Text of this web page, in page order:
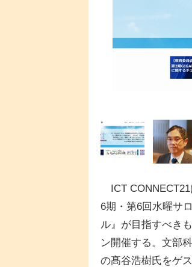
ICT CONNECT21
6期・第6回水曜サ
ル』が目指すべき
ン開催する。文部
の髙谷浩樹氏をゲ